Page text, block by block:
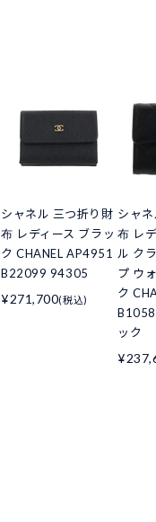
シャネル 三つ折り財
布 レディース ブラッ
ク CHANEL AP4951
B22099 94305
¥271,700(税込)
シャ
布 レ
ル ク
プ ウ
ク
ック